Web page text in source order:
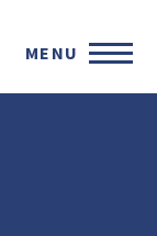
MENU